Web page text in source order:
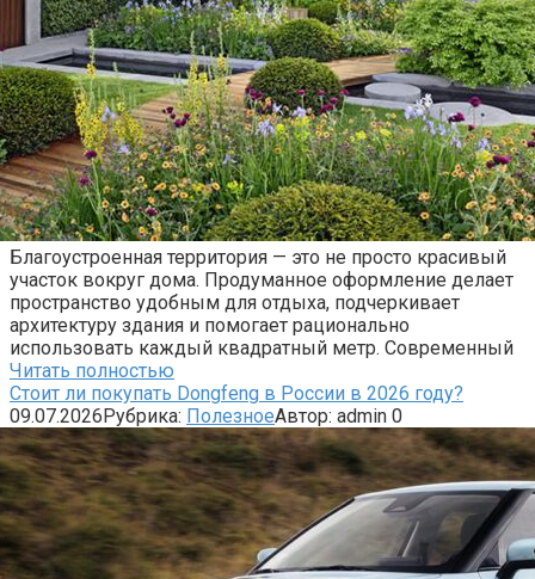
Благоустроенная территория — это не просто красивый
участок вокруг дома. Продуманное оформление делает
пространство удобным для отдыха, подчеркивает
архитектуру здания и помогает рационально
использовать каждый квадратный метр. Современный
Читать полностью
Стоит ли покупать Dongfeng в России в 2026 году?
09.07.2026Рубрика: ПолезноеАвтор: admin 0